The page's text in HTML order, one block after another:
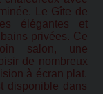
Le Gîte de
élégantes et
privées. Ce
salon, une
de nombreux
à écran plat.
disponible dans